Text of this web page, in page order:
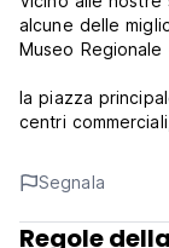
alcune delle
Museo Regionale
la piazza
centri
Ideale e perfetto
coppie. Inoltre,
schermo piatto
Segnala
Regole